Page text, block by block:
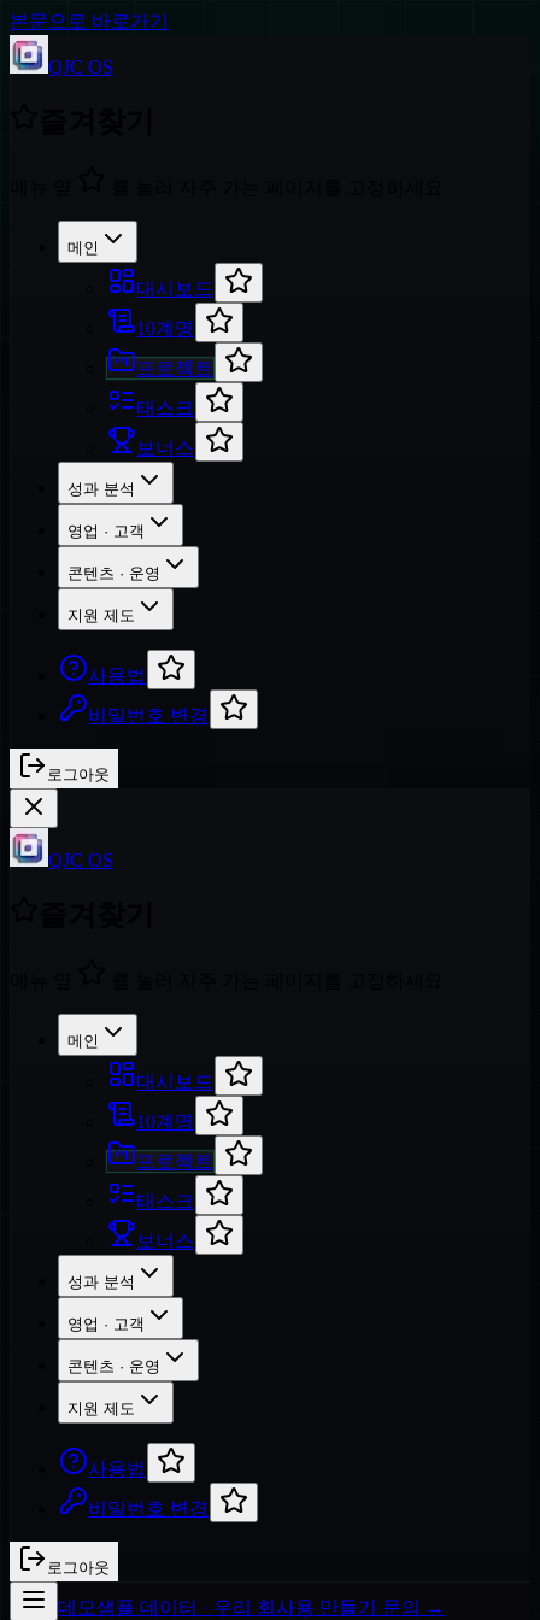
본문으로 바로가기
QJC OS
메인
대시보드
10계명
프로젝트
태스크
보너스
성과 분석
영업 · 고객
콘텐츠 · 운영
지원 제도
사용법
비밀번호 변경
로그아웃
QJC OS
메인
대시보드
10계명
프로젝트
태스크
보너스
성과 분석
영업 · 고객
콘텐츠 · 운영
지원 제도
사용법
비밀번호 변경
로그아웃
데모샘플 데이터 · 우리 회사용 만들기 문의 →